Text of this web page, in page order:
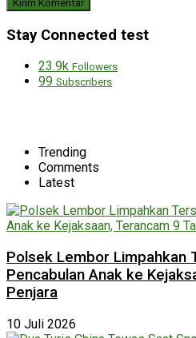
Stay Connected test
23.9k Followers
99 Subscribers
Trending
Comments
Latest
Polsek Lembor Limpahkan
Pencabulan Anak ke
Penjara
10 Juli 2026